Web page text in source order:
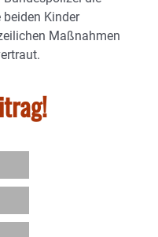
Kinder
Maßnahmen